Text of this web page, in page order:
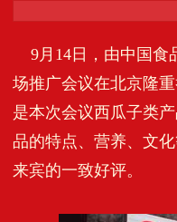
9月14日，由中国食
场推广会议在北京隆
是本次会议西瓜子类
品的特点、营养、文
来宾的一致好评。